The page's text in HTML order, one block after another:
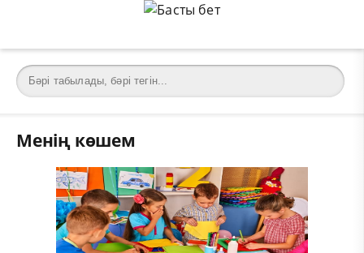
Менің көшем